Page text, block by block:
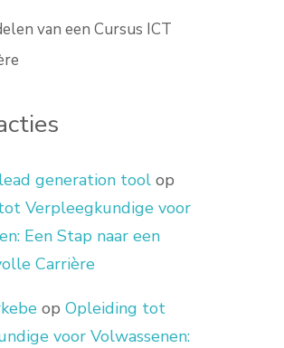
van een Cursus ICT
generation tool op
Verpleegkundige voor
Een Stap naar een
Carrière
opOpleiding tot
voor Volwassenen: